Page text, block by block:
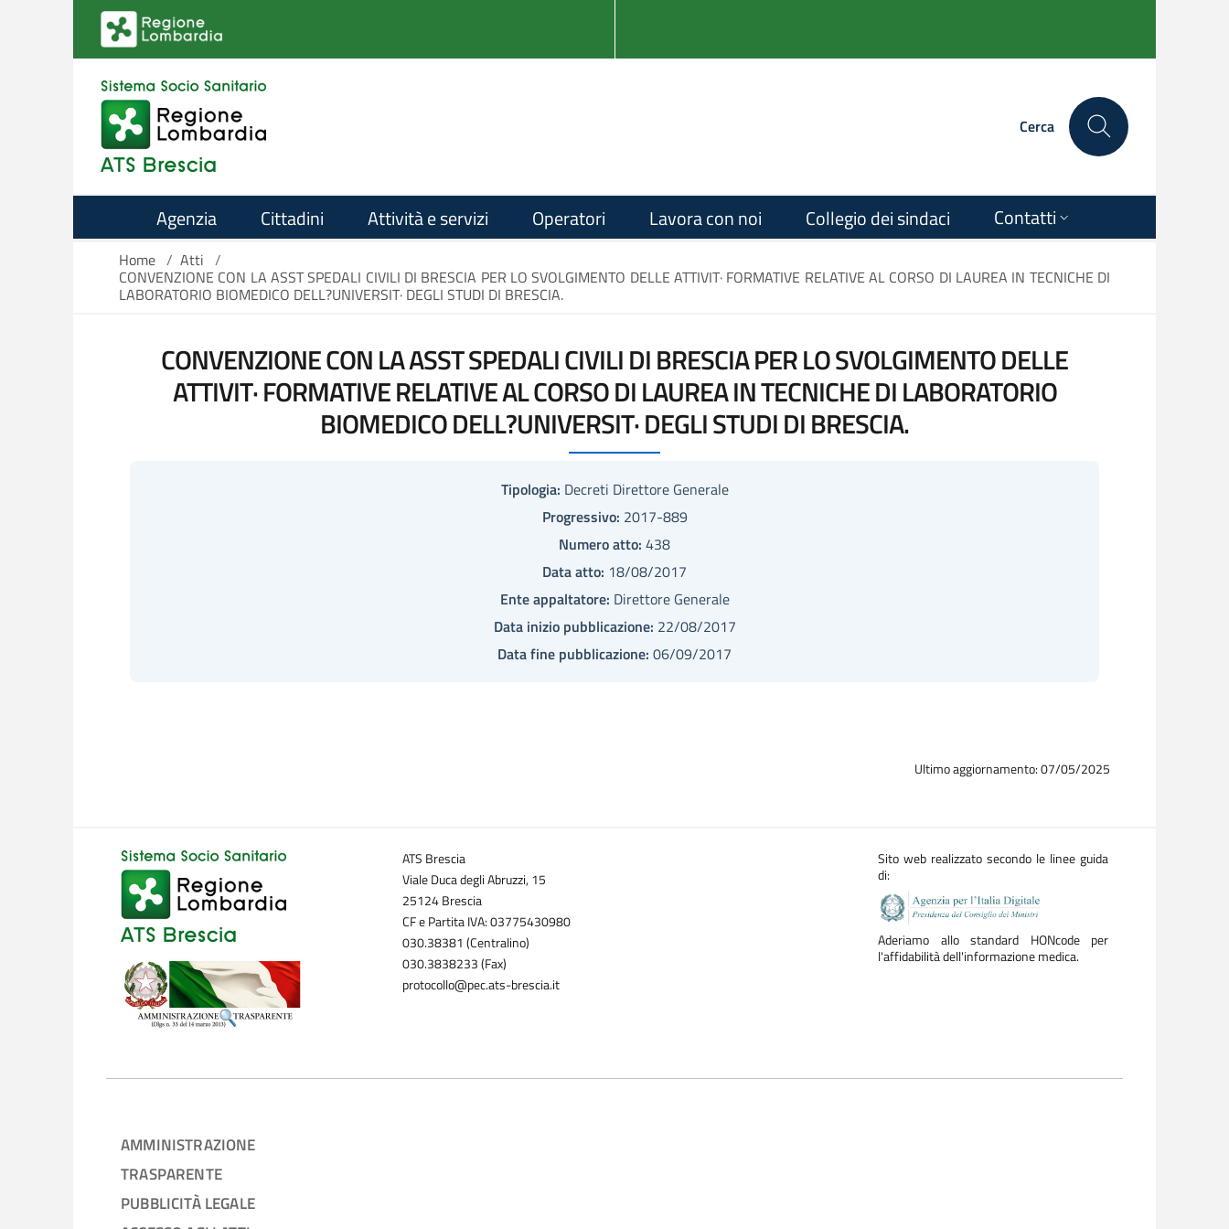
Salta al contenuto principale
Cerca
Agenzia Cittadini Attività e servizi Operatori Lavora con noi Collegio dei sindaci Contatti
Home / Atti /
CONVENZIONE CON LA ASST SPEDALI CIVILI DI BRESCIA PER LO SVOLGIMENTO DELLE ATTIVIT· FORMATIVE RELATIVE AL CORSO DI LAUREA IN TECNICHE DI
LABORATORIO BIOMEDICO DELL?UNIVERSIT· DEGLI STUDI DI BRESCIA.
CONVENZIONE CON LA ASST SPEDALI CIVILI DI BRESCIA PER LO SVOLGIMENTO DELLE
ATTIVIT· FORMATIVE RELATIVE AL CORSO DI LAUREA IN TECNICHE DI LABORATORIO
BIOMEDICO DELL?UNIVERSIT· DEGLI STUDI DI BRESCIA.
Tipologia: Decreti Direttore Generale
Progressivo: 2017-889
Numero atto: 438
Data atto: 18/08/2017
Ente appaltatore: Direttore Generale
Data inizio pubblicazione: 22/08/2017
Data fine pubblicazione: 06/09/2017
Ultimo aggiornamento: 07/05/2025
ATS Brescia
Viale Duca degli Abruzzi, 15
25124 Brescia
CF e Partita IVA: 03775430980
030.38381 (Centralino)
030.3838233 (Fax)
protocollo@pec.ats-brescia.it
Sito web realizzato secondo le linee guida
di:
Aderiamo allo standard HONcode per
l'affidabilità dell'informazione medica.
AMMINISTRAZIONE
TRASPARENTE
PUBBLICITÀ LEGALE